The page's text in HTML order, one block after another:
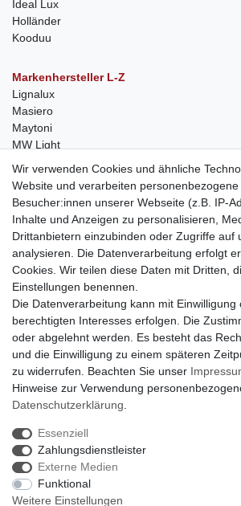
Ideal Lux
Holländer
Kooduu
Markenhersteller L-Z
Lignalux
Masiero
Maytoni
MW Light
Anfragen von Herstellern
Sie sind Lampen-Hersteller und suchen
der Schweiz?
Kontaktieren Sie uns per Mail:
Schweiz
Newsletter
Newsletter
Hiermit bestätige ich, dass ich die
Einwilligung kann ich jederzeit widerrufen.**
Wir verwenden Cookies und ähnliche
Website und verarbeiten personenbezogene
Besucher:innen unserer Webseite (z.B. IP-
Inhalte und Anzeigen zu personalisieren,
Drittanbietern einzubinden oder Zugriffe auf
analysieren. Die Datenverarbeitung erfolgt
Cookies. Wir teilen diese Daten mit Dritten,
Einstellungen benennen.
Die Datenverarbeitung kann mit
berechtigten Interesses erfolgen. Die
oder abgelehnt werden. Es besteht das
und die Einwilligung zu einem späteren
zu widerrufen. Beachten Sie unser
Hinweise zur Verwendung
Daten­schutz­erklärung
Essenziell
Zahlungsdienstleister
Externe Medien
Funktional
Weitere Einstellungen